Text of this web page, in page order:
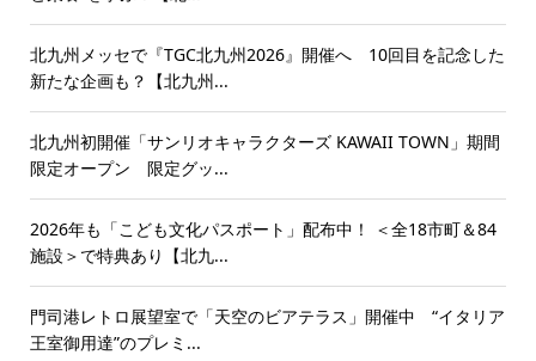
北九州メッセで『TGC北九州2026』開催へ 10回目を記念した
新たな企画も？【北九州...
北九州初開催「サンリオキャラクターズ KAWAII TOWN」期間
限定オープン 限定グッ...
2026年も「こども文化パスポート」配布中！ ＜全18市町＆84
施設＞で特典あり【北九...
門司港レトロ展望室で「天空のビアテラス」開催中 “イタリア
王室御用達”のプレミ...